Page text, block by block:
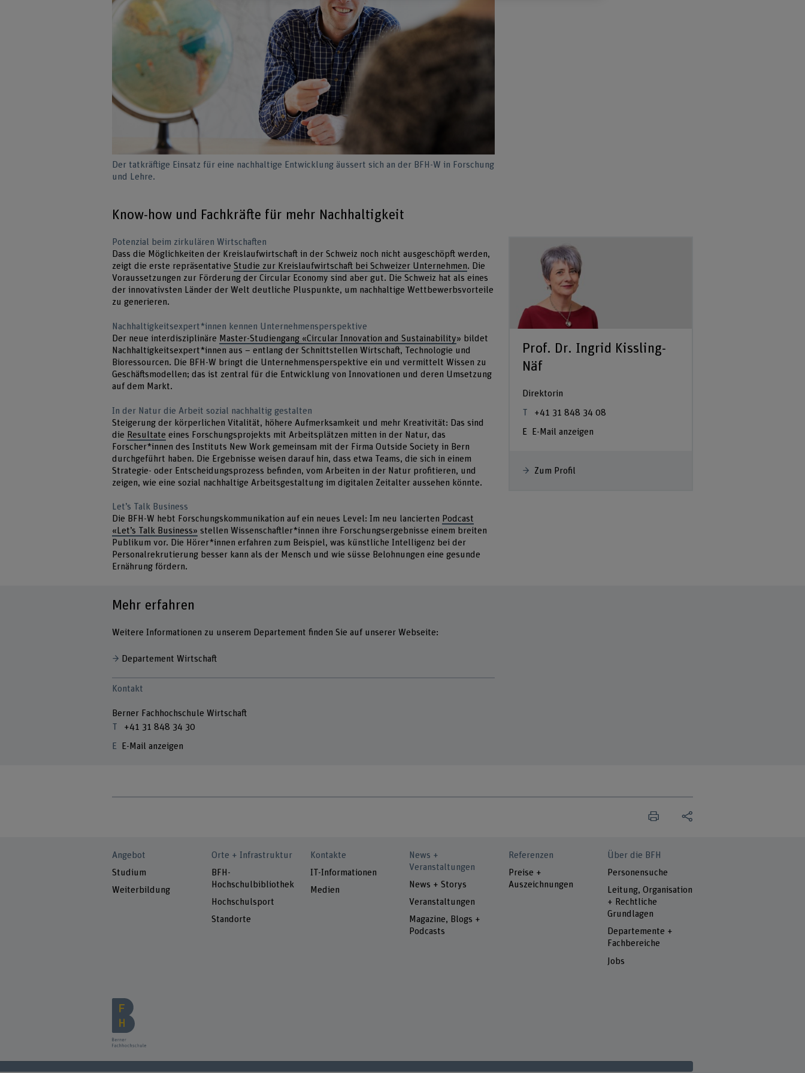
Der tatkräftige Einsatz für eine nachhaltige Entwicklung äussert sich an der BFH-W in Forschung
und Lehre.
Know-how und Fachkräfte für mehr Nachhaltigkeit
Potenzial beim zirkulären Wirtschaften
Dass die Möglichkeiten der Kreislaufwirtschaft in der Schweiz noch nicht ausgeschöpft werden,
zeigt die erste repräsentativeStudie zur Kreislaufwirtschaft bei Schweizer Unternehmen. Die
Voraussetzungen zur Förderung der Circular Economy sind aber gut. Die Schweiz hat als eines
der innovativsten Länder der Welt deutliche Pluspunkte, um nachhaltige Wettbewerbsvorteile
zu generieren.
Nachhaltigkeitsexpert*innen kennen Unternehmensperspektive
Der neue interdisziplinäre Master-Studiengang «Circular Innovation and Sustainability» bildet
Nachhaltigkeitsexpert*innen aus – entlang der Schnittstellen Wirtschaft, Technologie und
Bioressourcen. Die BFH-W bringt die Unternehmensperspektive ein und vermittelt Wissen zu
Geschäftsmodellen; das ist zentral für die Entwicklung von Innovationen und deren Umsetzung
auf dem Markt.
In der Natur die Arbeit sozial nachhaltig gestalten
Steigerung der körperlichen Vitalität, höhere Aufmerksamkeit und mehr Kreativität: Das sind
die Resultate eines Forschungsprojekts mit Arbeitsplätzen mitten in der Natur, das
Forscher*innen des Instituts New Work gemeinsam mit der Firma Outside Society in Bern
durchgeführt haben. Die Ergebnisse weisen darauf hin, dass etwa Teams, die sich in einem
Strategie- oder Entscheidungsprozess befinden, vom Arbeiten in der Natur profitieren, und
zeigen, wie eine sozial nachhaltige Arbeitsgestaltung im digitalen Zeitalter aussehen könnte.
Let’s Talk Business
Die BFH-W hebt Forschungskommunikation auf ein neues Level: Im neu lancierten Podcast
«Let’s Talk Business» stellen Wissenschaftler*innen ihre Forschungsergebnisse einem breiten
Publikum vor. Die Hörer*innen erfahren zum Beispiel, was künstliche Intelligenz bei der
Personalrekrutierung besser kann als der Mensch und wie süsse Belohnungen eine gesunde
Ernährung fördern.
Prof. Dr. Ingrid Kissling-
Näf
Direktorin
+41 31 848 34 08
E-Mail anzeigen
Zum Profil
Mehr erfahren
Weitere Informationen zu unserem Departement finden Sie auf unserer Webseite:
Departement Wirtschaft
Kontakt
Berner Fachhochschule Wirtschaft
+41 31 848 34 30
E-Mail anzeigen
Angebot
Studium
Weiterbildung
Orte + Infrastruktur
BFH-
Hochschulbibliothek
Hochschulsport
Standorte
Kontakte
IT-Informationen
Medien
News +
Veranstaltungen
News + Storys
Veranstaltungen
Magazine, Blogs +
Podcasts
Referenzen
Preise +
Auszeichnungen
Über die BFH
Personensuche
Leitung, Organisation
+ Rechtliche
Grundlagen
Departemente +
Fachbereiche
Jobs